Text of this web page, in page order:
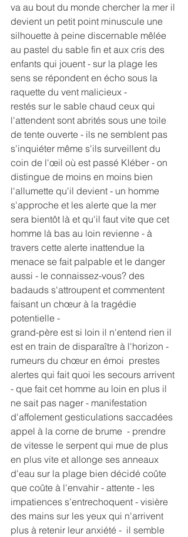
va au bout du monde chercher la mer il
devient un petit point minuscule une
silhouette à peine discernable mêlée
au pastel du sable fin et aux cris des
enfants qui jouent - sur la plage les
sens se répondent en écho sous la
raquette du vent malicieux -
restés sur le sable chaud ceux qui
l'attendent sont abrités sous une toile
de tente ouverte - ils ne semblent pas
s'inquiéter même s'ils surveillent du
coin de l'œil où est passé Kléber - on
distingue de moins en moins bien
l'allumette qu'il devient - un homme
s'approche et les alerte que la mer
sera bientôt là et qu'il faut vite que cet
homme là bas au loin revienne - à
travers cette alerte inattendue la
menace se fait palpable et le danger
aussi - le connaissez-vous? des
badauds s'attroupent et commentent
faisant un chœur à la tragédie
potentielle -
grand-père est si loin il n'entend rien il
est en train de disparaître à l'horizon -
rumeurs du chœur en émoi  prestes
alertes qui fait quoi les secours arrivent
- que fait cet homme au loin en plus il
ne sait pas nager - manifestation
d'affolement gesticulations saccadées
appel à la corne de brume  - prendre
de vitesse le serpent qui mue de plus
en plus vite et allonge ses anneaux
d'eau sur la plage bien décidé coûte
que coûte à l'envahir - attente - les
impatiences s'entrechoquent - visière
des mains sur les yeux qui n'arrivent
plus à retenir leur anxiété -  il semble